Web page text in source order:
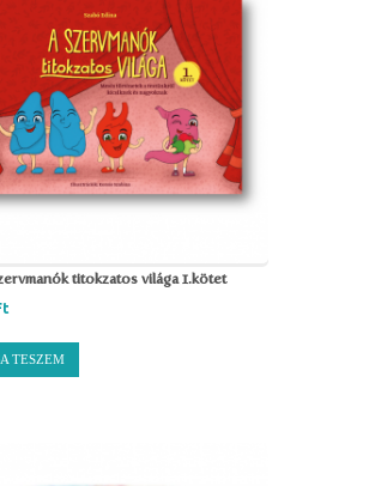
titokzatos világa 1.kötet
TESZEM